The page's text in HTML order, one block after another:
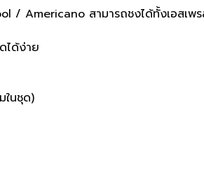
Americano สามารถชงได้ทั้งเอสเพ
ได้ง่าย
ในชุด)